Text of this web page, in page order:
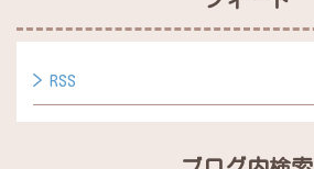
RSS